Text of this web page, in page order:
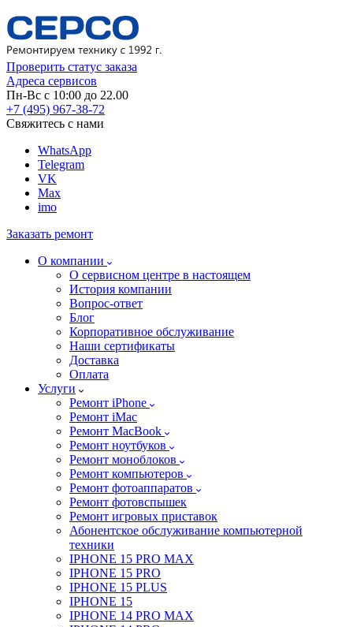
Проверить статус заказа
Адреса сервисов
Пн-Вс с 10:00 до 22.00
+7 (495) 967-38-72
Свяжитесь с нами
WhatsApp
Telegram
VK
Max
imo
Заказать ремонт
О компании
О сервисном центре в настоящем
История компании
Вопрос-ответ
Блог
Корпоративное обслуживание
Наши сертификаты
Доставка
Оплата
Услуги
Ремонт iPhone
Ремонт iMac
Ремонт MacBook
Ремонт ноутбуков
Ремонт моноблоков
Ремонт компьютеров
Ремонт фотоаппаратов
Ремонт фотовспышек
Ремонт игровых приставок
Абонентское обслуживание компьютерной
техники
IPHONE 15 PRO MAX
IPHONE 15 PRO
IPHONE 15 PLUS
IPHONE 15
IPHONE 14 PRO MAX